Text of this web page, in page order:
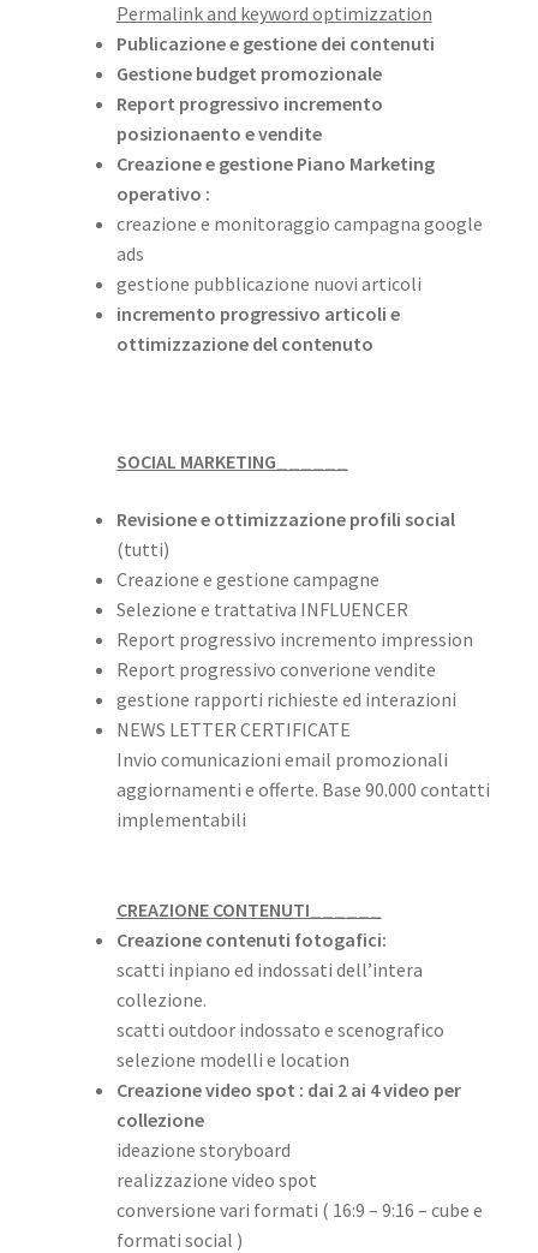
Permalinkand keyword optimizzation
Publicazione e gestione dei contenuti
Gestione budget promozionale
Report progressivo incremento
posizionaento e vendite
Creazione e gestione Piano Marketing
operativo :
creazione e monitoraggio campagna google
ads
gestione pubblicazione nuovi articoli
incremento progressivo articoli e
ottimizzazione del contenuto
SOCIAL MARKETING______
Revisione e ottimizzazione profili social
(tutti)
Creazione e gestione campagne
Selezione e trattativa INFLUENCER
Report progressivo incremento impression
Report progressivo converione vendite
gestione rapporti richieste ed interazioni
NEWS LETTER CERTIFICATE
Invio comunicazioni email promozionali
aggiornamenti e offerte. Base 90.000 contatti
implementabili
CREAZIONE CONTENUTI______
Creazione contenuti fotogafici:
scatti inpiano ed indossati dell’intera
collezione.
scatti outdoor indossato e scenografico
selezione modelli e location
Creazione video spot : dai 2 ai 4 video per
collezione
ideazione storyboard
realizzazione video spot
conversione vari formati ( 16:9 – 9:16 – cube e
formati social )